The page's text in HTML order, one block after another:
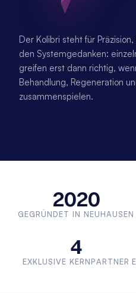
Der Kolibri steht für
den Systemgedanken:
greifen erst dann richtig,
Behandlung, Regeneration
zusammenspielen.
2020
GEGRÜNDET IN NEUHAUSEN
4
EXKLUSIVE KERNPARTNER